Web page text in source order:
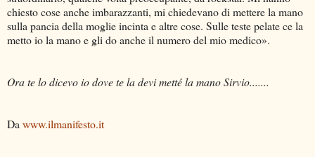
chiesto cose anche imbarazzanti, mi chiedevano di mettere la mano
sulla pancia della moglie incinta e altre cose. Sulle teste pelate ce la
metto io la mano e gli do anche il numero del mio medico».
Ora te lo dicevo io dove te la devi metté la mano Sirvio.......
Da www.ilmanifesto.it